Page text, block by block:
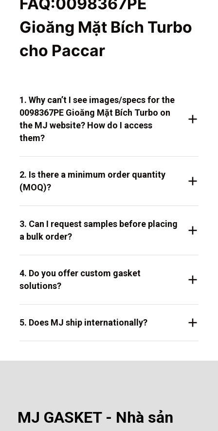
Gioăng Mặt Bích Turbo
cho Paccar
1. Why can’t I see images/specs for the
0098367PE Gioăng Mặt Bích Turbo on
the MJ website? How do I access
them?
2. Is there a minimum order quantity
(MOQ)?
3. Can I request samples before placing
a bulk order?
4. Do you offer custom gasket
solutions?
5. Does MJ ship internationally?
MJ GASKET - Nhà sản